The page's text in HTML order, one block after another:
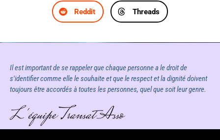
Reddit Threads
Il est important de se rappeler que chaque personne a le droit de
s'identifier comme elle le souhaite et que le respect et la dignité doivent
toujours être accordés à toutes les personnes, quel que soit leur genre.
L'équipe Transat Asso